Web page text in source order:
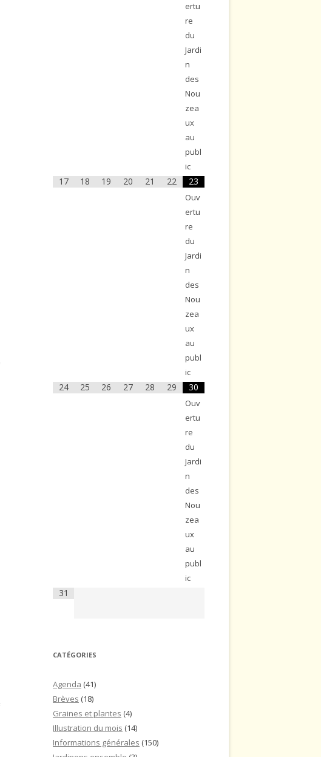
ertu
re
du
Jardi
n
des
Nou
zea
ux
au
publ
ic
17 18 19 20 21 22 23
Ouv
ertu
re
du
Jardi
n
des
Nou
zea
ux
au
publ
ic
24 25 26 27 28 29 30
Ouv
ertu
re
du
Jardi
n
des
Nou
zea
ux
au
publ
ic
31
CATÉGORIES
Agenda (41)
Brèves (18)
Graines et plantes (4)
Illustration du mois (14)
Informations générales (150)